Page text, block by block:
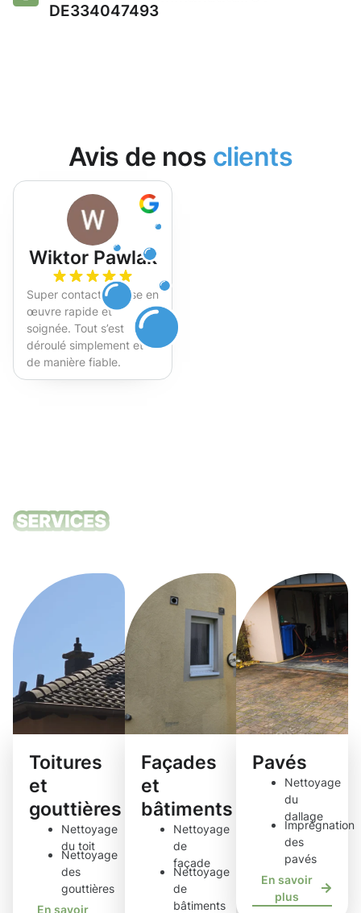
DE334047493
Avis de nos clients
Wiktor Pawlak
Super contact et mise en
œuvre rapide et
soignée. Tout s’est
déroulé simplement et
de manière fiable.
Fortement recommandé !
Toitures
et
gouttières
Nettoyage
du toit
Nettoyage
des
gouttières
En savoir
Façades
et
bâtiments
Nettoyage
de
façade
Nettoyage
de
bâtiments
Pavés
Nettoyage
du
dallage
Imprégnation
des
pavés
En savoir
plus